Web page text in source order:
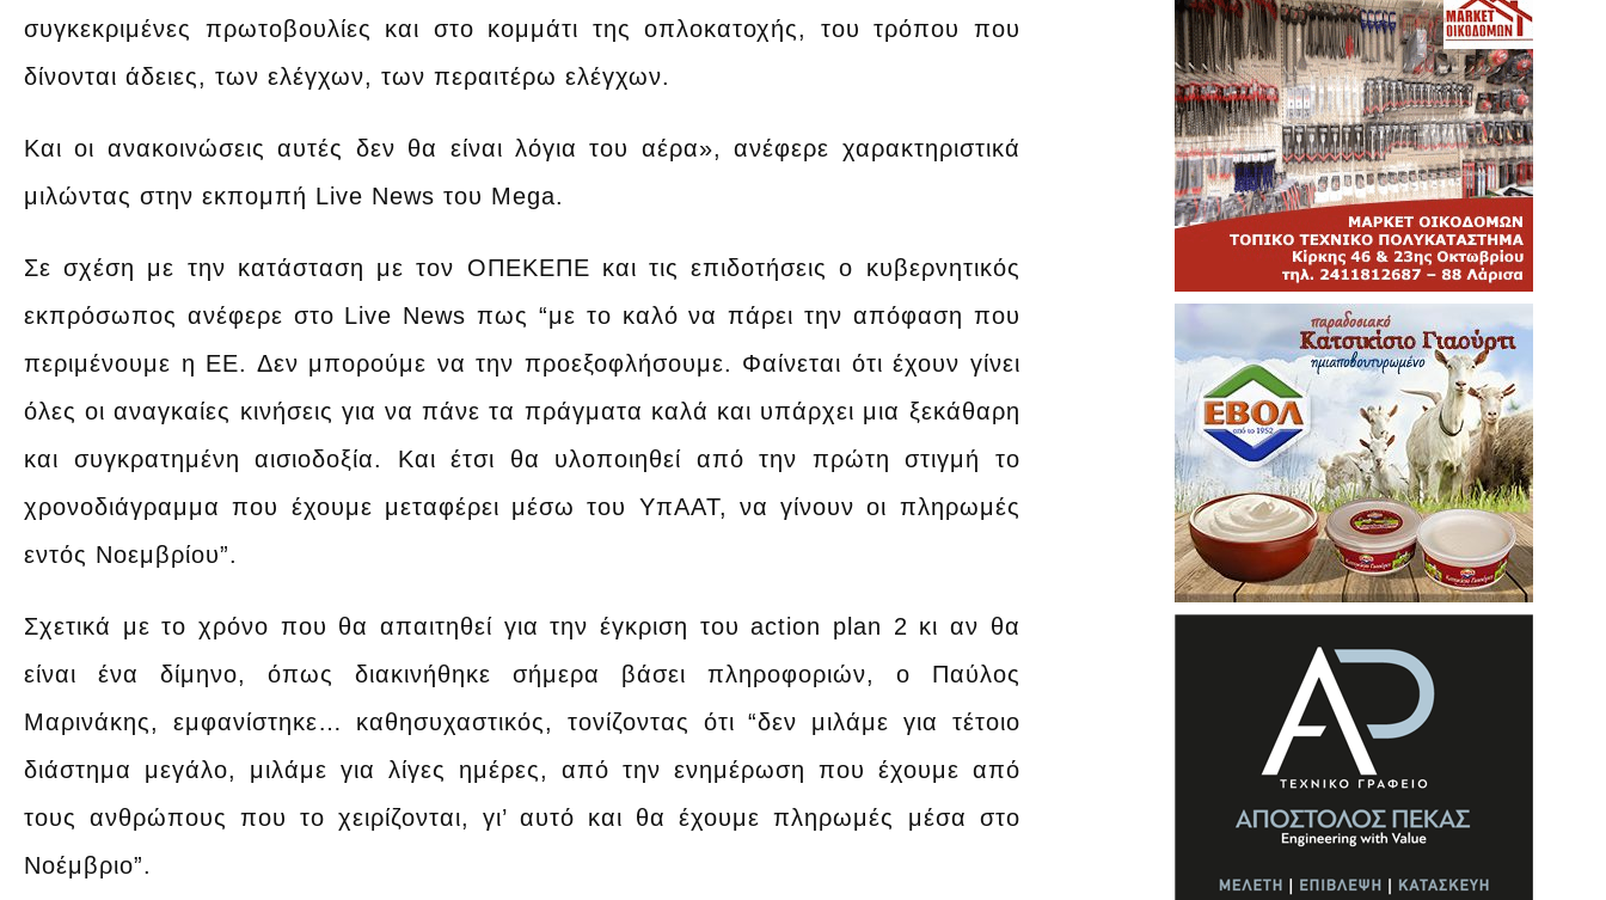
συγκεκριμένες πρωτοβουλίες και στο κομμάτι της οπλοκατοχής, του τρόπου που
δίνονται άδειες, των ελέγχων, των περαιτέρω ελέγχων.
Και οι ανακοινώσεις αυτές δεν θα είναι λόγια του αέρα», ανέφερε χαρακτηριστικά
μιλώντας στην εκπομπή Live News του Mega.
Σε σχέση με την κατάσταση με τον ΟΠΕΚΕΠΕ και τις επιδοτήσεις ο κυβερνητικός
εκπρόσωπος ανέφερε στο Live News πως “με το καλό να πάρει την απόφαση που
περιμένουμε η ΕΕ. Δεν μπορούμε να την προεξοφλήσουμε. Φαίνεται ότι έχουν γίνει
όλες οι αναγκαίες κινήσεις για να πάνε τα πράγματα καλά και υπάρχει μια ξεκάθαρη
και συγκρατημένη αισιοδοξία. Και έτσι θα υλοποιηθεί από την πρώτη στιγμή το
χρονοδιάγραμμα που έχουμε μεταφέρει μέσω του ΥπΑΑΤ, να γίνουν οι πληρωμές
εντός Νοεμβρίου”.
Σχετικά με το χρόνο που θα απαιτηθεί για την έγκριση του action plan 2 κι αν θα
είναι ένα δίμηνο, όπως διακινήθηκε σήμερα βάσει πληροφοριών, ο Παύλος
Μαρινάκης, εμφανίστηκε… καθησυχαστικός, τονίζοντας ότι “δεν μιλάμε για τέτοιο
διάστημα μεγάλο, μιλάμε για λίγες ημέρες, από την ενημέρωση που έχουμε από
τους ανθρώπους που το χειρίζονται, γι’ αυτό και θα έχουμε πληρωμές μέσα στο
Νοέμβριο”.